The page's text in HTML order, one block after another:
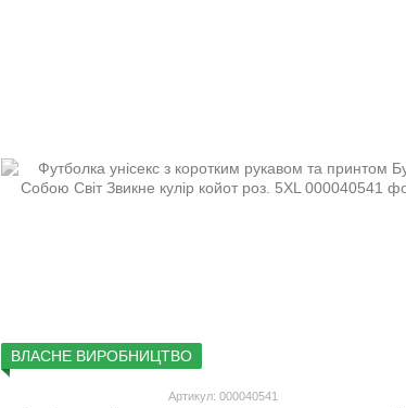
ВЛАСНЕ ВИРОБНИЦТВО
Артикул: 000040541